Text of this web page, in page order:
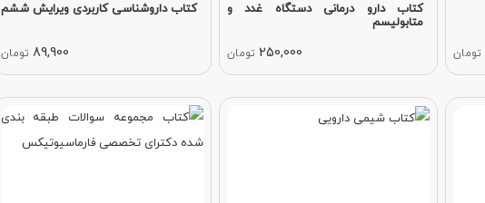
تومان
کتاب دارو درمانی دستگاه غدد و
متابولیسم
250,000 تومان
کتاب داروشناسی کاربردی ویرایش ششم
89,900 تومان